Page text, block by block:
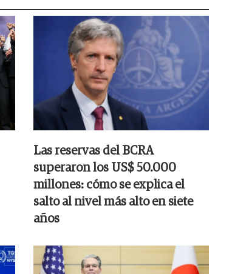
Las reservas del BCRA
superaron los US$ 50.000
millones: cómo se explica el
salto al nivel más alto en siete
años